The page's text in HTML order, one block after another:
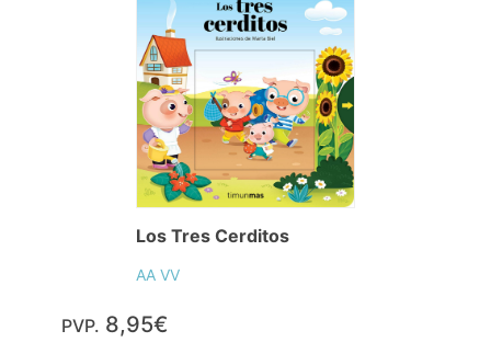
Los Tres Cerditos
AA VV
PVP. 8,95€